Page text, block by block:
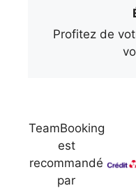
Profitez de
TeamBooking
est
recommandé
par